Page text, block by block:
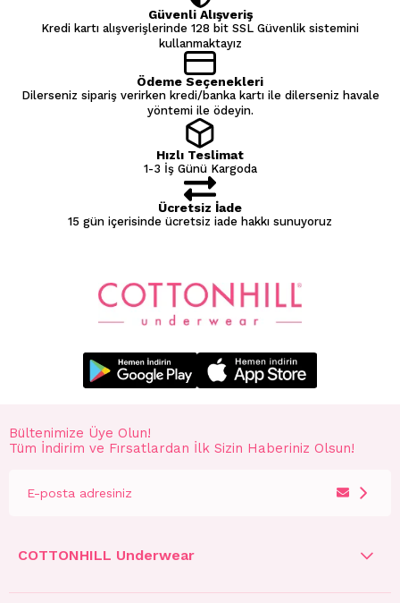
Güvenli Alışveriş
Kredi kartı alışverişlerinde 128 bit SSL Güvenlik sistemini
kullanmaktayız
Ödeme Seçenekleri
Dilerseniz sipariş verirken kredi/banka kartı ile dilerseniz havale
yöntemi ile ödeyin.
Hızlı Teslimat
1-3 İş Günü Kargoda
Ücretsiz İade
15 gün içerisinde ücretsiz iade hakkı sunuyoruz
Bültenimize Üye Olun!
Tüm İndirim ve Fırsatlardan İlk Sizin Haberiniz Olsun!
COTTONHILL Underwear